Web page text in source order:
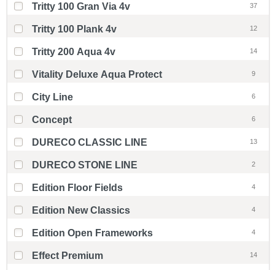
Tritty 100 Gran Via 4v 37
Tritty 100 Plank 4v 12
Tritty 200 Aqua 4v 14
Vitality Deluxe Aqua Protect 9
City Line 6
Concept 6
DURECO CLASSIC LINE 13
DURECO STONE LINE 2
Edition Floor Fields 4
Edition New Classics 4
Edition Open Frameworks 4
Effect Premium 14